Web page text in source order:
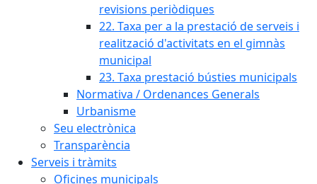
revisions periòdiques
22. Taxa per a la prestació de serveis i
realització d'activitats en el gimnàs
municipal
23. Taxa prestació bústies municipals
Normativa / Ordenances Generals
Urbanisme
Seu electrònica
Transparència
Serveis i tràmits
Oficines municipals